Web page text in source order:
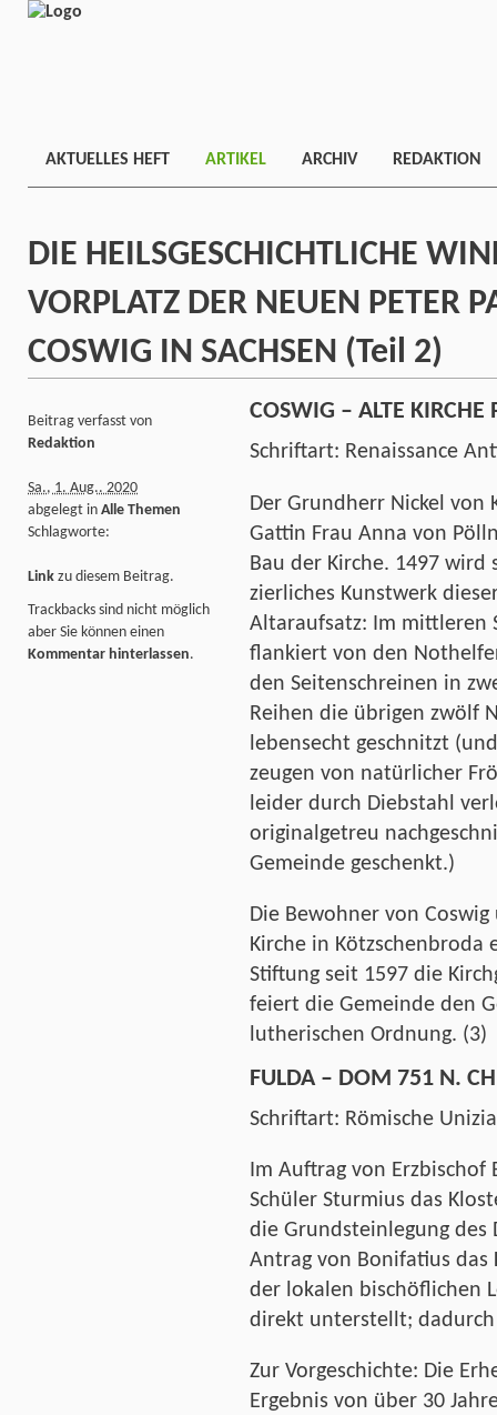
AKTUELLES HEFT ARTIKEL ARCHIV REDAKTION
DIE HEILSGESCHICHTLICHE
VORPLATZ DER NEUEN PETER
COSWIG IN SACHSEN (Teil 2)
COSWIG – ALTE
Schriftart: Renaissance
Der Grundherr Nickel von
Gattin Frau Anna von
Bau der Kirche. 1497
zierliches Kunstwerk
Altaraufsatz: Im mittleren
flankiert von den
den Seitenschreinen in
Reihen die übrigen zwölf
lebensecht geschnitzt
zeugen von natürlicher
leider durch Diebstahl
originalgetreu
Gemeinde geschenkt.)
Die Bewohner von
Kirche in
Stiftung seit 1597 die
feiert die Gemeinde den
lutherischen Ordnung. (3)
FULDA – DOM 751 N.
Schriftart: Römische
Im Auftrag von Erzbischof
Schüler Sturmius das
die Grundsteinlegung des
Antrag von Bonifatius das
der lokalen bischöflichen
direkt unterstellt;
Zur Vorgeschichte: Die
Ergebnis von über 30
Beitrag verfasst von
Redaktion
Sa., 1. Aug.. 2020
abgelegt in Alle Themen
Schlagworte:
Link zu diesem Beitrag.
Trackbacks sind nicht möglich
aber Sie können einen
Kommentar hinterlassen.